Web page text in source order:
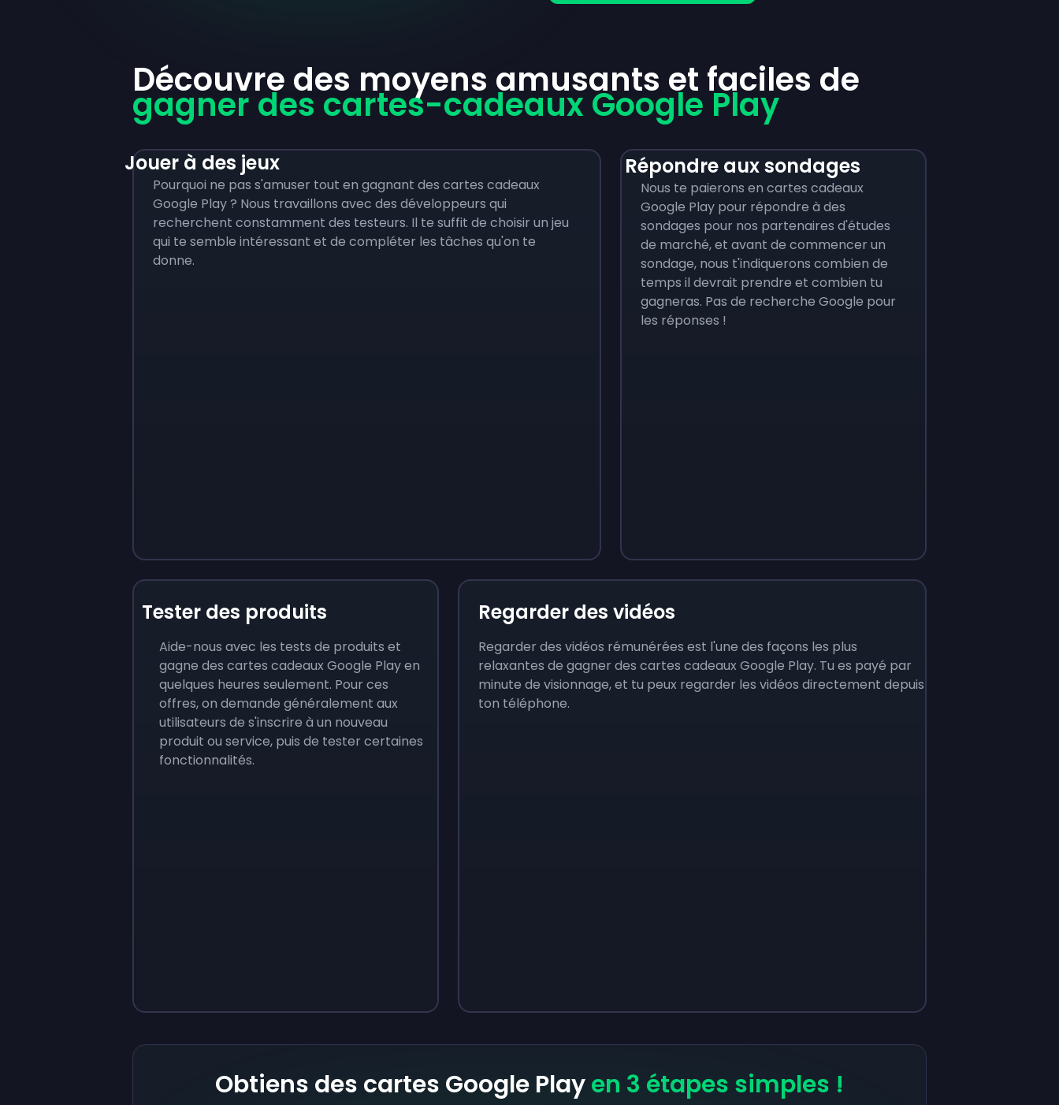
Découvre des moyens amusants et faciles de
gagner des cartes-cadeaux Google Play
Jouer à des jeux
Pourquoi ne pas s'amuser tout en gagnant des cartes cadeaux
Google Play ? Nous travaillons avec des développeurs qui
recherchent constamment des testeurs. Il te suffit de choisir un jeu
qui te semble intéressant et de compléter les tâches qu'on te
donne.
Répondre aux sondages
Nous te paierons en cartes cadeaux
Google Play pour répondre à des
sondages pour nos partenaires d'études
de marché, et avant de commencer un
sondage, nous t'indiquerons combien de
temps il devrait prendre et combien tu
gagneras. Pas de recherche Google pour
les réponses !
Tester des produits
Aide-nous avec les tests de produits et
gagne des cartes cadeaux Google Play en
quelques heures seulement. Pour ces
offres, on demande généralement aux
utilisateurs de s'inscrire à un nouveau
produit ou service, puis de tester certaines
fonctionnalités.
Regarder des vidéos
Regarder des vidéos rémunérées est l'une des façons les plus
relaxantes de gagner des cartes cadeaux Google Play. Tu es payé par
minute de visionnage, et tu peux regarder les vidéos directement depuis
ton téléphone.
Obtiens des cartes Google Playen 3 étapes simples !